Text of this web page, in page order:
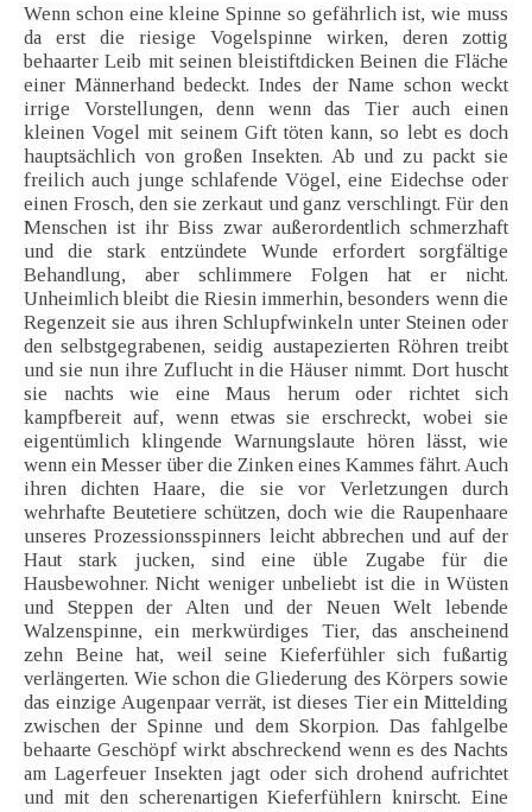
Wenn schon eine kleine Spinne so gefährlich ist, wie muss
da erst die riesige Vogelspinne wirken, deren zottig
behaarter Leib mit seinen bleistiftdicken Beinen die Fläche
einer Männerhand bedeckt. Indes der Name schon weckt
irrige Vorstellungen, denn wenn das Tier auch einen
kleinen Vogel mit seinem Gift töten kann, so lebt es doch
hauptsächlich von großen Insekten. Ab und zu packt sie
freilich auch junge schlafende Vögel, eine Eidechse oder
einen Frosch, den sie zerkaut und ganz verschlingt. Für den
Menschen ist ihr Biss zwar außerordentlich schmerzhaft
und die stark entzündete Wunde erfordert sorgfältige
Behandlung, aber schlimmere Folgen hat er nicht.
Unheimlich bleibt die Riesin immerhin, besonders wenn die
Regenzeit sie aus ihren Schlupfwinkeln unter Steinen oder
den selbstgegrabenen, seidig austapezierten Röhren treibt
und sie nun ihre Zuflucht in die Häuser nimmt. Dort huscht
sie nachts wie eine Maus herum oder richtet sich
kampfbereit auf, wenn etwas sie erschreckt, wobei sie
eigentümlich klingende Warnungslaute hören lässt, wie
wenn ein Messer über die Zinken eines Kammes fährt. Auch
ihren dichten Haare, die sie vor Verletzungen durch
wehrhafte Beutetiere schützen, doch wie die Raupenhaare
unseres Prozessionsspinners leicht abbrechen und auf der
Haut stark jucken, sind eine üble Zugabe für die
Hausbewohner. Nicht weniger unbeliebt ist die in Wüsten
und Steppen der Alten und der Neuen Welt lebende
Walzenspinne, ein merkwürdiges Tier, das anscheinend
zehn Beine hat, weil seine Kieferfühler sich fußartig
verlängerten. Wie schon die Gliederung des Körpers sowie
das einzige Augenpaar verrät, ist dieses Tier ein Mittelding
zwischen der Spinne und dem Skorpion. Das fahlgelbe
behaarte Geschöpf wirkt abschreckend wenn es des Nachts
am Lagerfeuer Insekten jagt oder sich drohend aufrichtet
und mit den scherenartigen Kieferfühlern knirscht. Eine